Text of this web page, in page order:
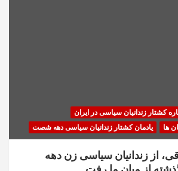
کشتار زندانیان سیاسی در ایران
ها یادمان کشتار زندانیان سیاسی دهه شصت
از زندانیان سیاسی زن دهه